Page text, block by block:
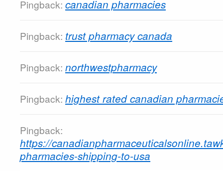
Pingback: canadian pharmacies
Pingback: trust pharmacy canada
Pingback: northwestpharmacy
Pingback: highest rated canadian
Pingback:
https://
pharmacies-shipping-to-usa